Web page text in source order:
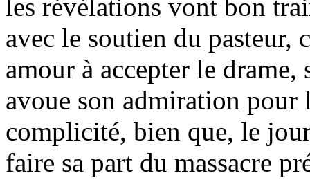
les révélations vont bon
avec le soutien du pasteur,
amour à accepter le
avoue son admiration pour
complicité, bien que, le
faire sa part du massacre